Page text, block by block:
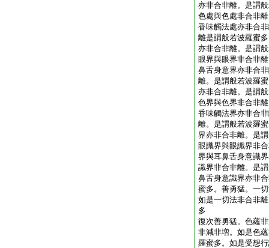
亦非合非離。是謂
色處與色處非合非
香味觸法處亦非合
離是謂般若波羅蜜
亦非合非離。是謂
眼界與眼界非合非
鼻舌身意界亦非合
離。是謂般若波羅
亦非合非離。是謂
色界與色界非合非
香味觸法界亦非合
離。是謂般若波羅
界亦非合非離。是
眼識界與眼識界非
界與耳鼻舌身意識
識界非合非離。是
鼻舌身意識界亦非
蜜多。善勇猛。一
如是一切法非合非
多
復次善勇猛。色蘊
非減非増。如是色
羅蜜多。如是受想